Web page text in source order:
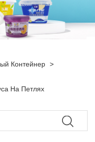
Контейнер >
На Петлях